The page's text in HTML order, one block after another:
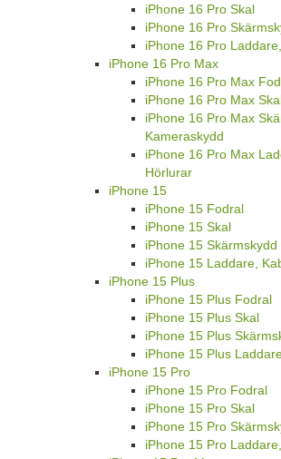
iPhone 16 Pro Skal
iPhone 16 Pro
iPhone 16 Pro
iPhone 16 Pro Max
iPhone 16 Pro Max
iPhone 16 Pro Max
iPhone 16 Pro Max
Kameraskydd
iPhone 16 Pro Max
Hörlurar
iPhone 15
iPhone 15 Fodral
iPhone 15 Skal
iPhone 15
iPhone 15 Laddare,
iPhone 15 Plus
iPhone 15 Plus Fodral
iPhone 15 Plus Skal
iPhone 15 Plus
iPhone 15 Plus
iPhone 15 Pro
iPhone 15 Pro Fodral
iPhone 15 Pro Skal
iPhone 15 Pro
iPhone 15 Pro